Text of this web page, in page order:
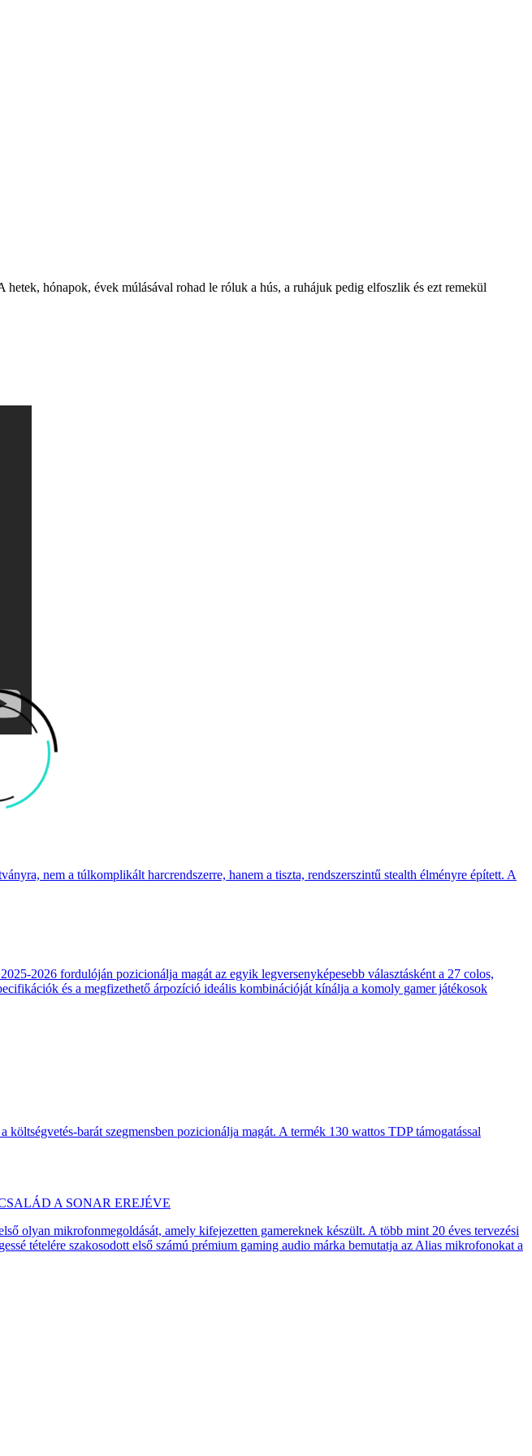
hónapok, évek múlásával rohad le róluk a hús, a ruhájuk pedig elfoszlik és ezt remekül
nem a túlkomplikált harcrendszerre, hanem a tiszta, rendszerszintű stealth élményre épített. A
2026 fordulóján pozicionálja magát az egyik legversenyképesebb választásként a 27 colos,
és a megfizethető árpozíció ideális kombinációját kínálja a komoly gamer játékosok
barát szegmensben pozicionálja magát. A termék 130 wattos TDP támogatással
A SONAR EREJÉVE
olyan mikrofonmegoldását, amely kifejezetten gamereknek készült. A több mint 20 éves tervezési
tételére szakosodott első számú prémium gaming audio márka bemutatja az Alias mikrofonokat a